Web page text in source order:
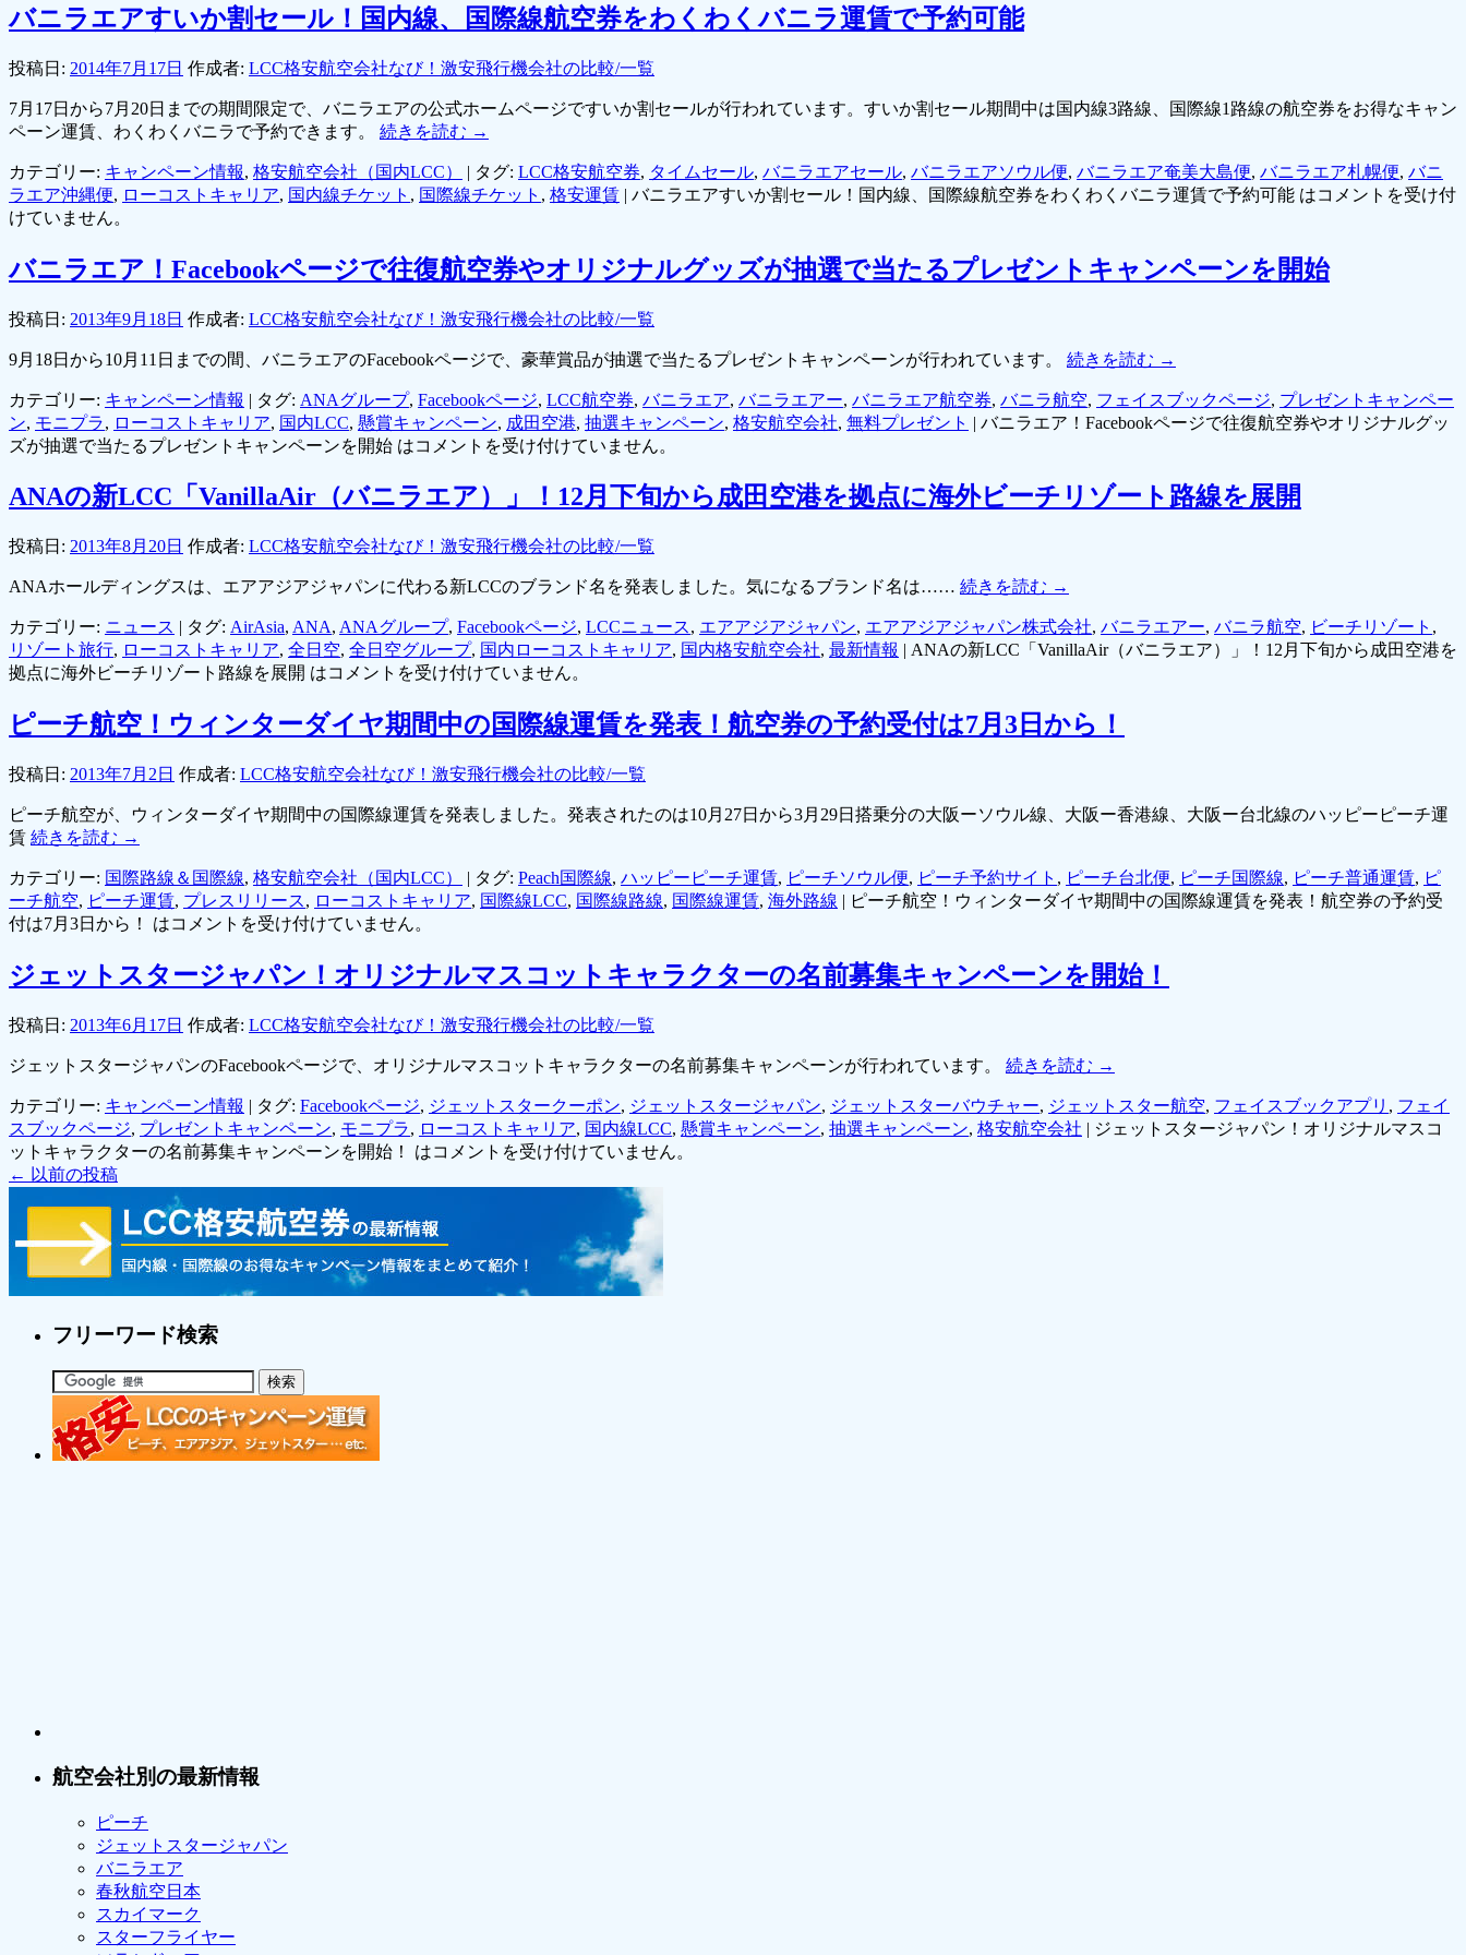
バニラエアすいか割セール！国内線、国際線航空券をわくわくバニラ運賃で予約可能
投稿日: 2014年7月17日 作成者: LCC格安航空会社なび！激安飛行機会社の比較/一覧
7月17日から7月20日までの期間限定で、バニラエアの公式ホームページですいか割セールが行われています。すいか割セール期間中は国内線3路線、国際線1路線の航空券をお得なキャン
ペーン運賃、わくわくバニラで予約できます。 続きを読む →
カテゴリー: キャンペーン情報, 格安航空会社（国内LCC） | タグ: LCC格安航空券, タイムセール, バニラエアセール, バニラエアソウル便, バニラエア奄美大島便, バニラエア札幌便, バニ
ラエア沖縄便, ローコストキャリア, 国内線チケット , 国際線チケット , 格安運賃 | バニラエアすいか割セール！国内線、国際線航空券をわくわくバニラ運賃で予約可能 はコメントを受け付
けていません。
バニラエア！Facebookページで往復航空券やオリジナルグッズが抽選で当たるプレゼントキャンペーンを開始
投稿日: 2013年9月18日 作成者: LCC格安航空会社なび！激安飛行機会社の比較/一覧
9月18日から10月11日までの間、バニラエアのFacebookページで、豪華賞品が抽選で当たるプレゼントキャンペーンが行われています。 続きを読む →
カテゴリー: キャンペーン情報 | タグ: ANAグループ, Facebookページ, LCC航空券, バニラエア, バニラエアー, バニラエア航空券, バニラ航空, フェイスブックページ, プレゼントキャンペー
ン, モニプラ, ローコストキャリア, 国内LCC, 懸賞キャンペーン, 成田空港, 抽選キャンペーン, 格安航空会社, 無料プレゼント | バニラエア！Facebookページで往復航空券やオリジナルグッ
ズが抽選で当たるプレゼントキャンペーンを開始 はコメントを受け付けていません。
ANAの新LCC「VanillaAir（バニラエア）」！12月下旬から成田空港を拠点に海外ビーチリゾート路線を展開
投稿日: 2013年8月20日 作成者: LCC格安航空会社なび！激安飛行機会社の比較/一覧
ANAホールディングスは、エアアジアジャパンに代わる新LCCのブランド名を発表しました。気になるブランド名は…… 続きを読む →
カテゴリー: ニュース | タグ: AirAsia, ANA, ANAグループ, Facebookページ, LCCニュース, エアアジアジャパン, エアアジアジャパン株式会社, バニラエアー, バニラ航空, ビーチリゾート ,
リゾート旅行, ローコストキャリア, 全日空, 全日空グループ, 国内ローコストキャリア, 国内格安航空会社, 最新情報 | ANAの新LCC「VanillaAir（バニラエア）」！12月下旬から成田空港を
拠点に海外ビーチリゾート路線を展開 はコメントを受け付けていません。
ピーチ航空！ウィンターダイヤ期間中の国際線運賃を発表！航空券の予約受付は7月3日から！
投稿日: 2013年7月2日 作成者: LCC格安航空会社なび！激安飛行機会社の比較/一覧
ピーチ航空が、ウィンターダイヤ期間中の国際線運賃を発表しました。発表されたのは10月27日から3月29日搭乗分の大阪ーソウル線、大阪ー香港線、大阪ー台北線のハッピーピーチ運
賃 続きを読む →
カテゴリー: 国際路線＆国際線, 格安航空会社（国内LCC） | タグ: Peach国際線, ハッピーピーチ運賃, ピーチソウル便, ピーチ予約サイト , ピーチ台北便, ピーチ国際線, ピーチ普通運賃, ピ
ーチ航空, ピーチ運賃, プレスリリース, ローコストキャリア, 国際線LCC, 国際線路線, 国際線運賃, 海外路線 | ピーチ航空！ウィンターダイヤ期間中の国際線運賃を発表！航空券の予約受
付は7月3日から！ はコメントを受け付けていません。
ジェットスタージャパン！オリジナルマスコットキャラクターの名前募集キャンペーンを開始！
投稿日: 2013年6月17日 作成者: LCC格安航空会社なび！激安飛行機会社の比較/一覧
ジェットスタージャパンのFacebookページで、オリジナルマスコットキャラクターの名前募集キャンペーンが行われています。 続きを読む →
カテゴリー: キャンペーン情報 | タグ: Facebookページ, ジェットスタークーポン, ジェットスタージャパン, ジェットスターバウチャー, ジェットスター航空, フェイスブックアプリ , フェイ
スブックページ, プレゼントキャンペーン, モニプラ, ローコストキャリア, 国内線LCC, 懸賞キャンペーン, 抽選キャンペーン, 格安航空会社 | ジェットスタージャパン！オリジナルマスコ
ットキャラクターの名前募集キャンペーンを開始！ はコメントを受け付けていません。
← 以前の投稿
フリーワード検索
航空会社別の最新情報
ピーチ
ジェットスタージャパン
バニラエア
春秋航空日本
スカイマーク
スターフライヤー